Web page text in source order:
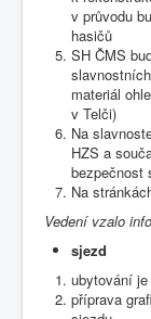
v průvodu
hasičů
SH ČMS
materiál
v Telči)
Na
HZS a
bezpečnost
Na
Vedení vzalo
sjezd
ubytování
příprava